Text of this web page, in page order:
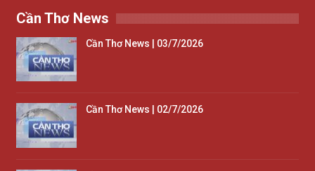
Cần Thơ News
Cần Thơ News | 03/7/2026
Cần Thơ News | 02/7/2026